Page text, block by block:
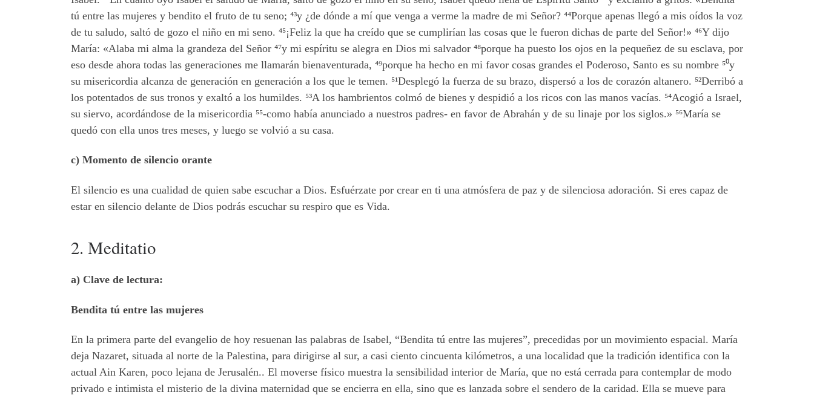
tú entre las mujeres y bendito el fruto de tu seno; ⁴³y ¿de dónde a mí que venga a verme la madre de mi Señor? ⁴⁴Porque apenas llegó a mis oídos la voz
de tu saludo, saltó de gozo el niño en mi seno. ⁴⁵¡Feliz la que ha creído que se cumplirían las cosas que le fueron dichas de parte del Señor!» ⁴⁶Y dijo
María: «Alaba mi alma la grandeza del Señor ⁴⁷y mi espíritu se alegra en Dios mi salvador ⁴⁸porque ha puesto los ojos en la pequeñez de su esclava, por
eso desde ahora todas las generaciones me llamarán bienaventurada, ⁴⁹porque ha hecho en mi favor cosas grandes el Poderoso, Santo es su nombre ⁵⁰y
su misericordia alcanza de generación en generación a los que le temen. ⁵¹Desplegó la fuerza de su brazo, dispersó a los de corazón altanero. ⁵²Derribó a
los potentados de sus tronos y exaltó a los humildes. ⁵³A los hambrientos colmó de bienes y despidió a los ricos con las manos vacías. ⁵⁴Acogió a Israel,
su siervo, acordándose de la misericordia ⁵⁵-como había anunciado a nuestros padres- en favor de Abrahán y de su linaje por los siglos.» ⁵⁶María se
quedó con ella unos tres meses, y luego se volvió a su casa.
c) Momento de silencio orante
El silencio es una cualidad de quien sabe escuchar a Dios. Esfuérzate por crear en ti una atmósfera de paz y de silenciosa adoración. Si eres capaz de
estar en silencio delante de Dios podrás escuchar su respiro que es Vida.
2. Meditatio
a) Clave de lectura:
Bendita tú entre las mujeres
En la primera parte del evangelio de hoy resuenan las palabras de Isabel, “Bendita tú entre las mujeres”, precedidas por un movimiento espacial. María
deja Nazaret, situada al norte de la Palestina, para dirigirse al sur, a casi ciento cincuenta kilómetros, a una localidad que la tradición identifica con la
actual Ain Karen, poco lejana de Jerusalén.. El moverse físico muestra la sensibilidad interior de María, que no está cerrada para contemplar de modo
privado e intimista el misterio de la divina maternidad que se encierra en ella, sino que es lanzada sobre el sendero de la caridad. Ella se mueve para